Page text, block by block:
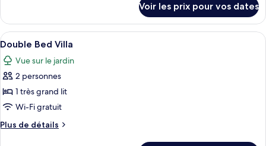
Superior
Room
le
type
de
chambre
Superior
Room
Voir les prix pour vos dates
Afficher
toutes
les
photos
pour
ce
type
de
Une chambre à coucher avec un lit,
1
Double Bed Villa
Vue sur le jardin
2 personnes
1 très grand lit
Wi-Fi gratuit
Plus de détails
Plus